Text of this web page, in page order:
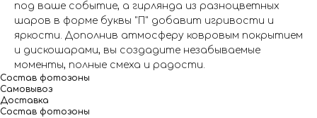
под ваше событие, а гирлянда из разноцветных
шаров в форме буквы "П" добавит игривости и
яркости. Дополнив атмосферу ковровым покрытием
и дискошарами, вы создадите незабываемые
моменты, полные смеха и радости.
Состав фотозоны
Самовывоз
Доставка
Состав фотозоны